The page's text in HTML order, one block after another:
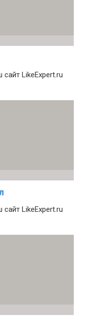
LikeExpert.ru
LikeExpert.ru